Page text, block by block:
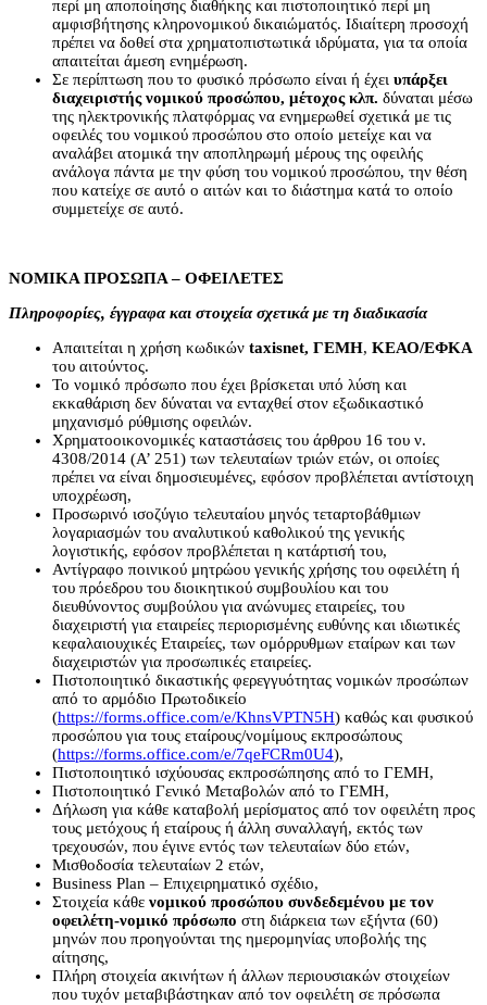
περί μη αποποίησης διαθήκης και πιστοποιητικό περί μη
αμφισβήτησης κληρονομικού δικαιώματός. Ιδιαίτερη προσοχή
πρέπει να δοθεί στα χρηματοπιστωτικά ιδρύματα, για τα οποία
απαιτείται άμεση ενημέρωση.
Σε περίπτωση που το φυσικό πρόσωπο είναι ή έχει υπάρξει
διαχειριστής νομικού προσώπου, μέτοχος κλπ. δύναται μέσω
της ηλεκτρονικής πλατφόρμας να ενημερωθεί σχετικά με τις
οφειλές του νομικού προσώπου στο οποίο μετείχε και να
αναλάβει ατομικά την αποπληρωμή μέρους της οφειλής
ανάλογα πάντα με την φύση του νομικού προσώπου, την θέση
που κατείχε σε αυτό ο αιτών και το διάστημα κατά το οποίο
συμμετείχε σε αυτό.
ΝΟΜΙΚΑ ΠΡΟΣΩΠΑ – ΟΦΕΙΛΕΤΕΣ
Πληροφορίες, έγγραφα και στοιχεία σχετικά με τη διαδικασία
Απαιτείται η χρήση κωδικών taxisnet, ΓΕΜΗ, ΚΕΑΟ/ΕΦΚΑ
του αιτούντος.
Το νομικό πρόσωπο που έχει βρίσκεται υπό λύση και
εκκαθάριση δεν δύναται να ενταχθεί στον εξωδικαστικό
μηχανισμό ρύθμισης οφειλών.
Χρηματοοικονομικές καταστάσεις του άρθρου 16 του ν.
4308/2014 (Α’ 251) των τελευταίων τριών ετών, οι οποίες
πρέπει να είναι δημοσιευμένες, εφόσον προβλέπεται αντίστοιχη
υποχρέωση,
Προσωρινό ισοζύγιο τελευταίου μηνός τεταρτοβάθμιων
λογαριασμών του αναλυτικού καθολικού της γενικής
λογιστικής, εφόσον προβλέπεται η κατάρτισή του,
Αντίγραφο ποινικού μητρώου γενικής χρήσης του οφειλέτη ή
του πρόεδρου του διοικητικού συμβουλίου και του
διευθύνοντος συμβούλου για ανώνυμες εταιρείες, του
διαχειριστή για εταιρείες περιορισμένης ευθύνης και ιδιωτικές
κεφαλαιουχικές Εταιρείες, των ομόρρυθμων εταίρων και των
διαχειριστών για προσωπικές εταιρείες.
Πιστοποιητικό δικαστικής φερεγγυότητας νομικών προσώπων
από το αρμόδιο Πρωτοδικείο
(https://forms.office.com/e/KhnsVPTN5H) καθώς και φυσικού
προσώπου για τους εταίρους/νομίμους εκπροσώπους
(https://forms.office.com/e/7qeFCRm0U4),
Πιστοποιητικό ισχύουσας εκπροσώπησης από το ΓΕΜΗ,
Πιστοποιητικό Γενικό Μεταβολών από το ΓΕΜΗ,
Δήλωση για κάθε καταβολή μερίσματος από τον οφειλέτη προς
τους μετόχους ή εταίρους ή άλλη συναλλαγή, εκτός των
τρεχουσών, που έγινε εντός των τελευταίων δύο ετών,
Μισθοδοσία τελευταίων 2 ετών,
Business Plan – Επιχειρηματικό σχέδιο,
Στοιχεία κάθε νομικού προσώπου συνδεδεμένου µε τον
οφειλέτη-νομικό πρόσωπο στη διάρκεια των εξήντα (60)
µηνών που προηγούνται της ημερομηνίας υποβολής της
αίτησης,
Πλήρη στοιχεία ακινήτων ή άλλων περιουσιακών στοιχείων
που τυχόν μεταβιβάστηκαν από τον οφειλέτη σε πρόσωπα